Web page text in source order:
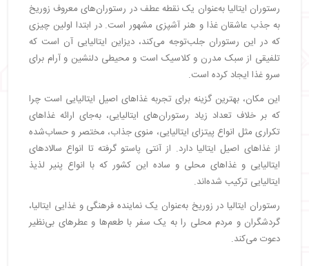
رستوران ایتالیا به‌عنوان یک نقطه عطف در رستوران‌های معروف زوریخ
به جذب عاشقان غذا و هنر آشپزی مشهور است. در ابتدا اولین چیزی
که در این رستوران جلب‌توجه می‌کند، دیزاین ایتالیایی آن است که
تلفیقی از سبک مدرن و کلاسیک است و محیطی دلنشین و آرام برای
سرو غذا ایجاد کرده است.
این مکان، بهترین گزینه برای تجربه غذاهای اصیل ایتالیایی است چرا
که بر خلاف تعداد زیاد رستوران‌های ایتالیایی، به‌جای ارائه غذاهای
تکراری مثل انواع پیتزای ایتالیایی، منوی جذاب، مختصر و حساب‌شده
از غذاهای اصیل ایتالیا دارد. از آنتی پاستو گرفته تا انواع سالادهای
ایتالیایی و غذاهای محلی و ساده این کشور که با انواع پنیر لذیذ
ایتالیایی ترکیب شده‌اند.
رستوران ایتالیا در زوریخ به‌عنوان یک نماینده فرهنگی و غذایی ایتالیا،
گردشگران و مردم محلی را به یک سفر با طعم‌ها و عطرهای بی‌نظیر
دعوت می‌کند.